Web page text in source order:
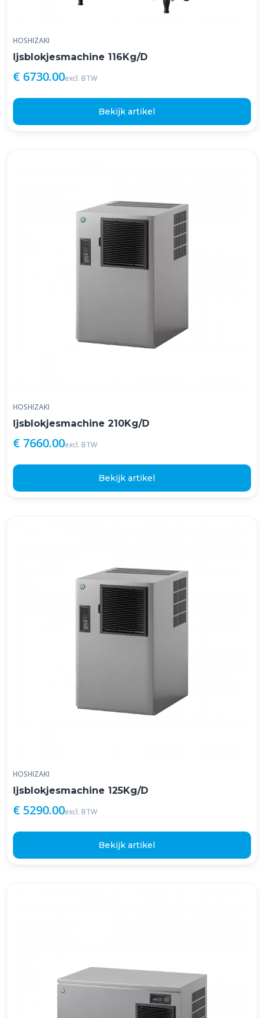
HOSHIZAKI
Ijsblokjesmachine 116Kg/D
€ 6730.00excl. BTW
Bekijk artikel
HOSHIZAKI
Ijsblokjesmachine 210Kg/D
€ 7660.00excl. BTW
Bekijk artikel
HOSHIZAKI
Ijsblokjesmachine 125Kg/D
€ 5290.00excl. BTW
Bekijk artikel